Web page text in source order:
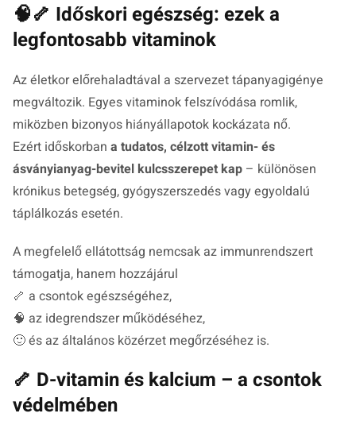
🧠🦴 Időskori egészség: ezek a
legfontosabb vitaminok
Az életkor előrehaladtával a szervezet tápanyagigénye
megváltozik. Egyes vitaminok felszívódása romlik,
miközben bizonyos hiányállapotok kockázata nő.
Ezért időskorban a tudatos, célzott vitamin- és
ásványianyag-bevitel kulcsszerepet kap – különösen
krónikus betegség, gyógyszerszedés vagy egyoldalú
táplálkozás esetén.
A megfelelő ellátottság nemcsak az immunrendszert
támogatja, hanem hozzájárul
🦴 a csontok egészségéhez,
🧠 az idegrendszer működéséhez,
🙂 és az általános közérzet megőrzéséhez is.
🦴 D-vitamin és kalcium – a csontok
védelmében